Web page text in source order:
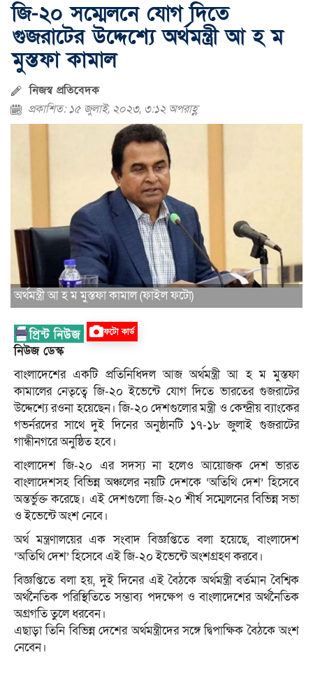
জি-২০ সম্মেলনে যোগ দিতে
গুজরাটের উদ্দেশ্যে অর্থমন্ত্রী আ হ ম
মুস্তফা কামাল
নিজস্ব প্রতিবেদক
প্রকাশিত: ১৫ জুলাই, ২০২৩, ৩:১২ অপরাহ্ণ
অর্থমন্ত্রী আ হ ম মুস্তফা কামাল (ফাইল ফটো)
ফটো কার্ড
নিউজ ডেস্ক
বাংলাদেশের একটি প্রতিনিধিদল আজ অর্থমন্ত্রী আ হ ম মুস্তফা
কামালের নেতৃত্বে জি-২০ ইভেন্টে যোগ দিতে ভারতের গুজরাটের
উদ্দেশ্যে রওনা হয়েছেন। জি-২০ দেশগুলোর মন্ত্রী ও কেন্দ্রীয় ব্যাংকের
গভর্নরদের সাথে দুই দিনের অনুষ্ঠানটি ১৭-১৮ জুলাই গুজরাটের
গান্ধীনগরে অনুষ্ঠিত হবে।
বাংলাদেশ জি-২০ এর সদস্য না হলেও আয়োজক দেশ ভারত
বাংলাদেশসহ বিভিন্ন অঞ্চলের নয়টি দেশকে ‘অতিথি দেশ’ হিসেবে
অন্তর্ভুক্ত করেছে। এই দেশগুলো জি-২০ শীর্ষ সম্মেলনের বিভিন্ন সভা
ও ইভেন্টে অংশ নেবে।
অর্থ মন্ত্রণালয়ের এক সংবাদ বিজ্ঞপ্তিতে বলা হয়েছে, বাংলাদেশ
‘অতিথি দেশ’ হিসেবে এই জি-২০ ইভেন্টে অংশগ্রহণ করবে।
বিজ্ঞপ্তিতে বলা হয়, দুই দিনের এই বৈঠকে অর্থমন্ত্রী বর্তমান বৈশ্বিক
অর্থনৈতিক পরিস্থিতিতে সম্ভাব্য পদক্ষেপ ও বাংলাদেশের অর্থনৈতিক
অগ্রগতি তুলে ধরবেন।
এছাড়া তিনি বিভিন্ন দেশের অর্থমন্ত্রীদের সঙ্গে দ্বিপাক্ষিক বৈঠকে অংশ
নেবেন।